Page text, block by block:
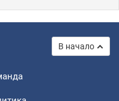
В начало